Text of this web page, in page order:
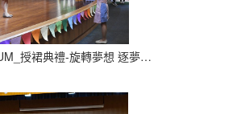
LINE_ALBUM_授裙典禮-旋轉夢想 逐夢飛翔_210927_27